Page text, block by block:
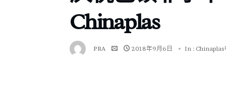
Chinaplas
PRA 2018年9月6日 In : Chinaplas